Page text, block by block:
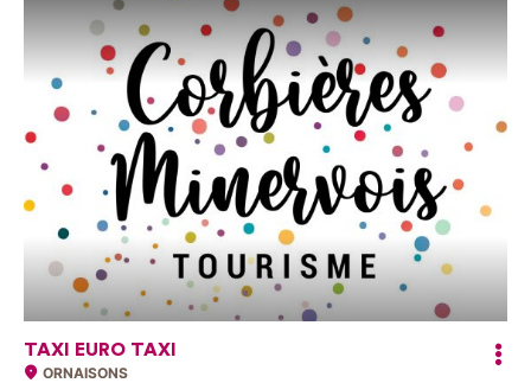
TAXI EURO TAXI
ORNAISONS